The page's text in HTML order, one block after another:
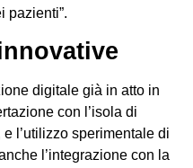
pazienti”.
digitale già in atto in
con l’isola di
l’utilizzo sperimentale di
l’integrazione con la